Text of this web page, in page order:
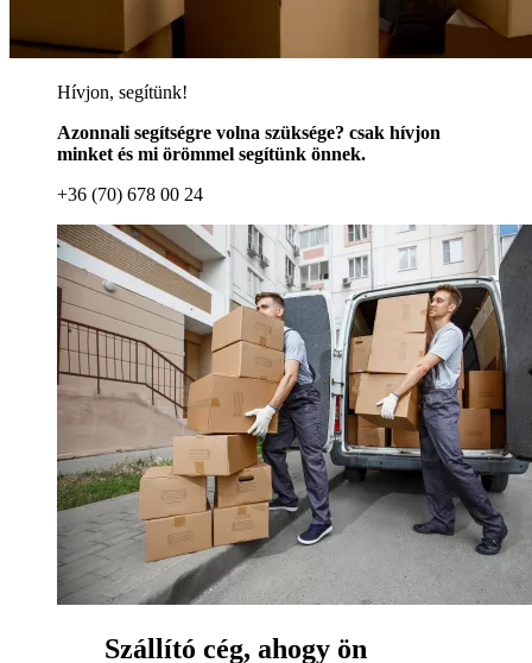
Hívjon, segítünk!
Azonnali segítségre volna szüksége? csak hívjon
minket és mi örömmel segítünk önnek.
+36 (70) 678 00 24
Szállító cég, ahogy ön